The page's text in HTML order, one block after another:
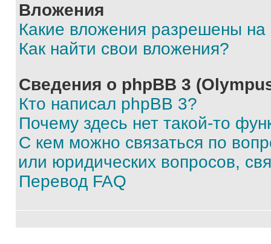
Вложения
Какие вложения разрешены
Как найти свои вложения?
Сведения о phpBB 3
Кто написал phpBB 3?
Почему здесь нет такой-то
С кем можно связаться по
или юридических вопросов,
Перевод FAQ